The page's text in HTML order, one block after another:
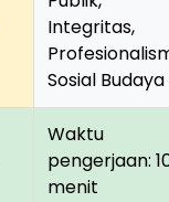
Integritas,
Sosial Budaya
Waktu
pengerjaan:
menit